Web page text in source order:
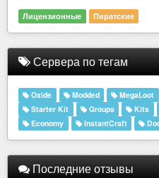
Лицензионные Пиратские
Сервера по тегам
Oxide Modded MegaLoot
Starter Kit
Groups Kits
Economy
InstantCraft
Последние отзывы